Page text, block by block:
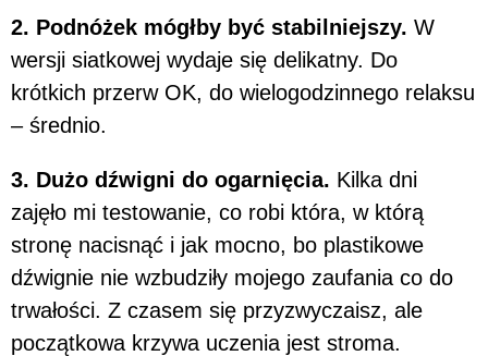
2. Podnóżek mógłby być stabilniejszy. W
wersji siatkowej wydaje się delikatny. Do
krótkich przerw OK, do wielogodzinnego relaksu
– średnio.
3. Dużo dźwigni do ogarnięcia. Kilka dni
zajęło mi testowanie, co robi która, w którą
stronę nacisnąć i jak mocno, bo plastikowe
dźwignie nie wzbudziły mojego zaufania co do
trwałości. Z czasem się przyzwyczaisz, ale
początkowa krzywa uczenia jest stroma.